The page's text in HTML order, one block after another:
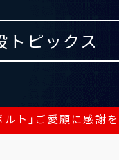
トピックス
ト」ご愛顧に感謝